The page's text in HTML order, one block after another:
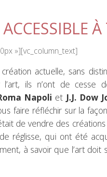
»][vc_column_text]
actuelle, sans
l’art, ils n’ont de
Napoli et J.J. Dow
faire réfléchir sur la
de vendre des
réglisse, qui ont été
à savoir que l’art